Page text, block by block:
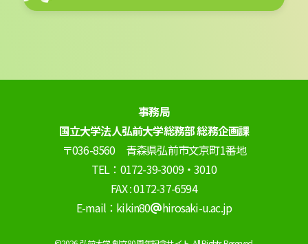
事務局
国立大学法人弘前大学総務部 総務企画課
〒036-8560 青森県弘前市文京町1番地
TEL：0172-39-3009・3010
FAX : 0172-37-6594
E-mail：kikin80
hirosaki-u.ac.jp